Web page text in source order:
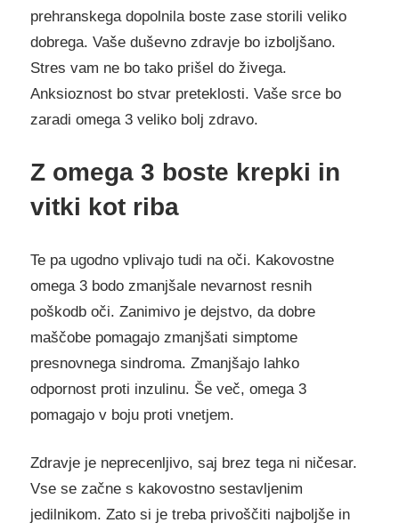
prehranskega dopolnila boste zase storili veliko
dobrega. Vaše duševno zdravje bo izboljšano.
Stres vam ne bo tako prišel do živega.
Anksioznost bo stvar preteklosti. Vaše srce bo
zaradi omega 3 veliko bolj zdravo.
Z omega 3 boste krepki in
vitki kot riba
Te pa ugodno vplivajo tudi na oči. Kakovostne
omega 3 bodo zmanjšale nevarnost resnih
poškodb oči. Zanimivo je dejstvo, da dobre
maščobe pomagajo zmanjšati simptome
presnovnega sindroma. Zmanjšajo lahko
odpornost proti inzulinu. Še več, omega 3
pomagajo v boju proti vnetjem.
Zdravje je neprecenljivo, saj brez tega ni ničesar.
Vse se začne s kakovostno sestavljenim
jedilnikom. Zato si je treba privoščiti najboljše in